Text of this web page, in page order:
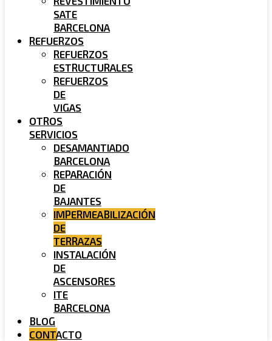
SATE
BARCELONA
REFUERZOS
REFUERZOS
ESTRUCTURALES
REFUERZOS
DE
VIGAS
OTROS
SERVICIOS
DESAMANTIADO
BARCELONA
REPARACIÓN
DE
BAJANTES
IMPERMEABILIZACIÓN
DE
TERRAZAS
INSTALACIÓN
DE
ASCENSORES
ITE
BARCELONA
BLOG
CONTACTO